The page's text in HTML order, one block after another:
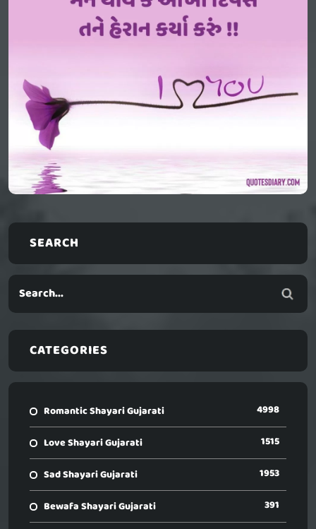
SEARCH
CATEGORIES
Romantic Shayari Gujarati 4998
Love Shayari Gujarati 1515
Sad Shayari Gujarati 1953
Bewafa Shayari Gujarati 391